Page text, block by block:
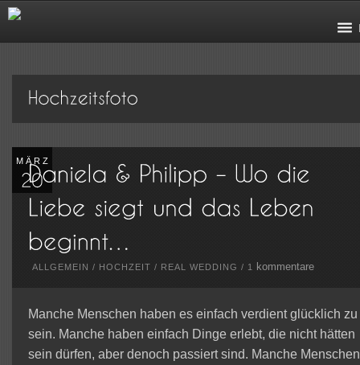
MÄRZ
ALLGEMEIN / HOCHZEIT / REAL WEDDING / 1 kommentare
Manche Menschen haben es einfach verdient glücklich zu
sein. Manche haben einfach Dinge erlebt, die nicht hätten
sein dürfen, aber denoch passiert sind. Manche Menschen